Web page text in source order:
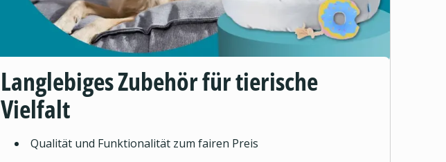
Langlebiges Zubehör für tierische
Vielfalt
Qualität und Funktionalität zum fairen Preis